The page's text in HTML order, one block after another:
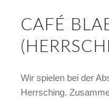
CAFÉ
Wir spielen bei der
Herrsching.